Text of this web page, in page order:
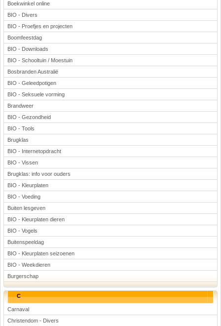
Boekwinkel online
BIO - Divers
BIO - Proefjes en projecten
Boomfeestdag
BIO - Downloads
BIO - Schooltuin / Moestuin
Bosbranden Australië
BIO - Geleedpotigen
BIO - Seksuele vorming
Brandweer
BIO - Gezondheid
BIO - Tools
Brugklas
BIO - Internetopdracht
BIO - Vissen
Brugklas: info voor ouders
BIO - Kleurplaten
BIO - Voeding
Buiten lesgeven
BIO - Kleurplaten dieren
BIO - Vogels
Buitenspeeldag
BIO - Kleurplaten seizoenen
BIO - Weekdieren
Burgerschap
C
Carnaval
Christendom - Divers